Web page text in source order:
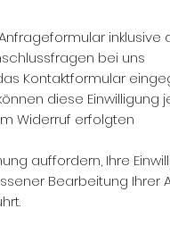
inklusive
bei uns
Kontaktformular
diese Einwilligung
Widerruf erfolgten
auffordern, Ihre
Bearbeitung Ihrer